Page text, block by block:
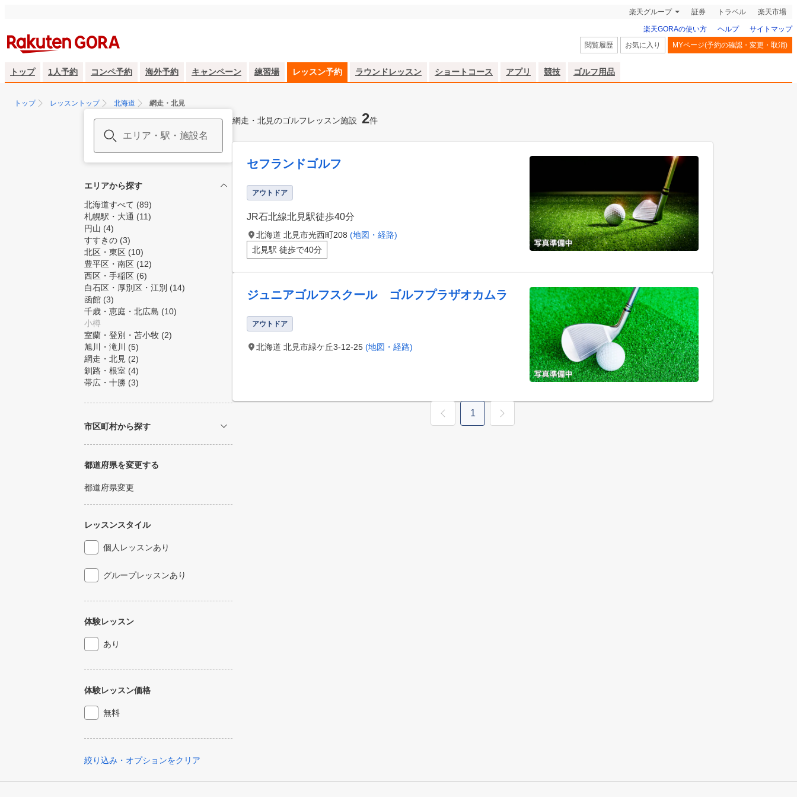
楽天グループ 証券 トラベル 楽天市場
楽天GORAの使い方 ヘルプ
サイトマップ
閲覧履歴
お気に入り MYページ(予約の確認・変更・取消)
トップ 1人予約 コンペ予約 海外予約 キャンペーン 練習場 レッスン予約 ラウンドレッスン ショートコース アプリ 競技 ゴルフ用品
トップ レッスントップ 北海道 網走・北見
エリアから探す
北海道すべて (89)
札幌駅・大通 (11)
円山 (4)
すすきの (3)
北区・東区 (10)
豊平区・南区 (12)
西区・手稲区 (6)
白石区・厚別区・江別 (14)
函館 (3)
千歳・恵庭・北広島 (10)
小樽
室蘭・登別・苫小牧 (2)
旭川・滝川
(5)
網走・北見 (2)
釧路・根室 (4)
帯広・十勝 (3)
市区町村から探す
都道府県を変更する
都道府県変更
レッスンスタイル
個人レッスンあり
グループレッスンあり
体験レッスン
あり
体験レッスン価格
無料
絞り込み・オプションをクリア
網走・北見のゴルフレッスン施設 2件
セフランドゴルフ
アウトドア
JR石北線北見駅徒歩40分
北海道 北見市光西町208 (地図・経路)
北見駅 徒歩で40分
ジュニアゴルフスクール ゴルフプラザオカムラ
アウトドア
北海道 北見市緑ケ丘3-12-25 (地図・経路)
1